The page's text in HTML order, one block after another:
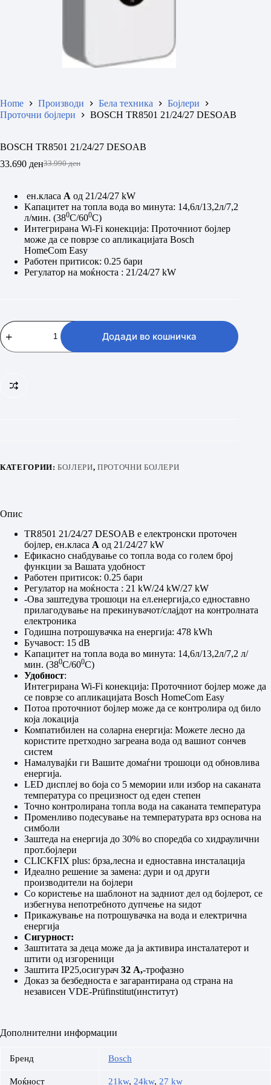
Home Производи Бела техника
Бојлери
Проточни бојлери
BOSCH TR8501 21/24/27 DESOAB
BOSCH TR8501 21/24/27 DESOAB
33.990ден
Original
33.990 ден.
33.690 денCurrent
33.690 ден.
ен.класа А од 21/24/27 kW
Kaпацитет на топла вода во минута: 14,6л/13,2л/7,2
л/мин. (380С/600С)
Интегрирана Wi-Fi конекција: Проточниот бојлер
може да се поврзе со апликацијата Bosch
HomeCom Easy
Работен притисок: 0.25 бари
Регулатор на моќноста : 21/24/27 kW
BOSCH
TR8501
21/24/27
Додади во кошничка
КАТЕГОРИИ:БОЈЛЕРИ,ПРОТОЧНИ БОЈЛЕРИ
Опис
TR8501 21/24/27 DESOAB е електронски проточен
бојлер, ен.класа А од 21/24/27 kW
Ефикасно снабдување со топла вода со голем број
функции за Вашата удобност
Работен притисок: 0.25 бари
Регулатор на моќноста : 21 kW/24 kW/27 kW
-Ова заштедува трошоци на ел.енергија,со едноставно
прилагодување на прекинувачот/слајдот на контролната
електроника
Годишна потрошувачка на енергија: 478 kWh
Бучавост: 15 dB
Kaпацитет на топла вода во минута: 14,6л/13,2л/7,2 л/
мин. (380С/600С)
Удобност:
Интегрирана Wi-Fi конекција: Проточниот бојлер може да
се поврзе со апликацијата Bosch HomeCom Easy
Потоа проточниот бојлер може да се контролира од било
која локација
Компатибилен на соларна енергија: Можете лесно да
користите претходно загреана вода од вашиот сончев
систем
Намалувајќи ги Вашите домаѓни трошоци од обновлива
енергија.
LED дисплеј во боја со 5 мемории или избор на саканата
температура со прецизност од еден степен
Точнo контролирана топла вода на саканата температура
Променливо подесување на температурата врз основа на
симболи
Заштеда на енергија до 30% во споредба со хидраулични
прот.бојлери
CLICKFIX plus: брза,лесна и едноставна инсталација
Идеално решение за замена: дури и од други
производители на бојлери
Со користење на шаблонот на задниот дел од бојлерот, се
избегнува непотребното дупчење на ѕидот
Прикажување на потрошувачка на вода и електрична
енергија
Сигурност:
Заштитата за деца може да ја активира инсталатерот и
штити од изгореници
Заштита IP25,осигурач 32 А,-трофазно
Доказ за безбедностa е загарантирана од страна на
независен VDE-Prüfinstitut(институт)
Дополнителни информации
Бренд Bosch
Моќност 21kw, 24kw, 27 kw